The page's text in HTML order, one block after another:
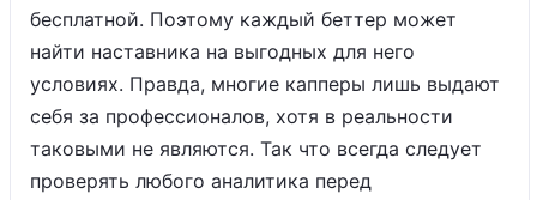
бесплатной. Поэтому каждый беттер может
найти наставника на выгодных для него
условиях. Правда, многие капперы лишь выдают
себя за профессионалов, хотя в реальности
таковыми не являются. Так что всегда следует
проверять любого аналитика перед